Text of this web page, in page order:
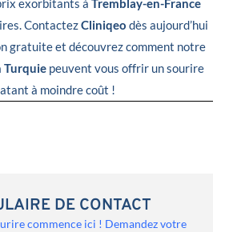
exorbitants à Tremblay-en-France
ContactezCliniqeo dès aujourd’hui
gratuite et découvrez comment notre
Turquiepeuvent vous offrir un sourire
à moindre coût !
DE CONTACT
commence ici ! Demandez votre